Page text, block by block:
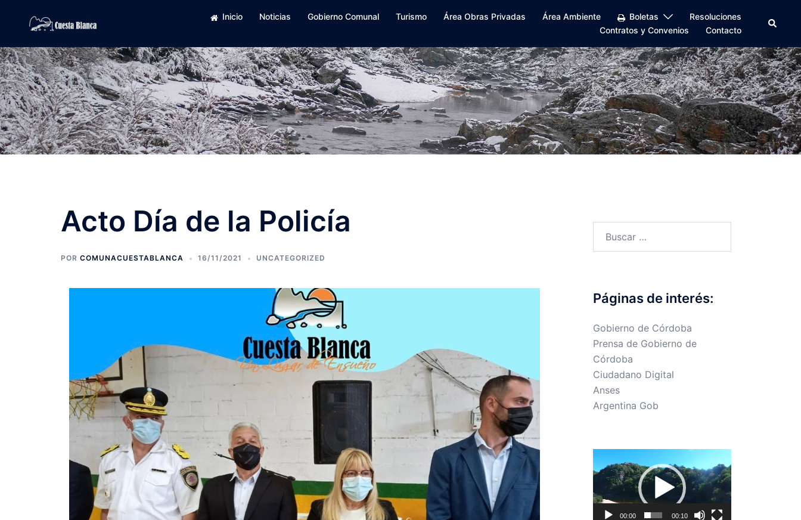
Inicio Noticias Gobierno Comunal Turismo Área Obras Privadas Área Ambiente Boletas
Resoluciones
Contratos y Convenios
Contacto
Buscar
Acto Día de la Policía
POR COMUNACUESTABLANCA 16/11/2021 UNCATEGORIZED
Páginas de interés:
Gobierno de Córdoba
Prensa de Gobierno de
Córdoba
Ciudadano Digital
Anses
Argentina Gob
de
vídeo
00:00 00:10